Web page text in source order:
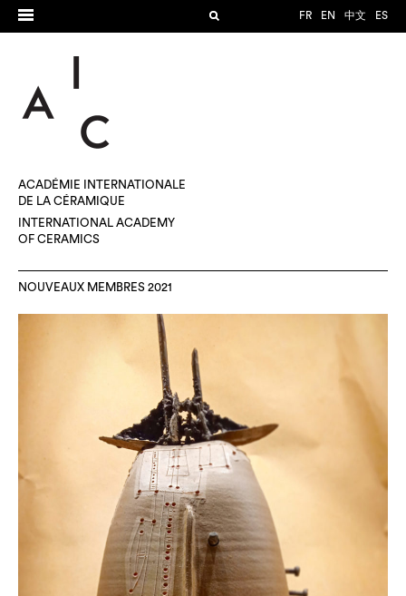
FR EN 中文 ES
ACADÉMIE INTERNATIONALE
DE LA CÉRAMIQUE
INTERNATIONAL ACADEMY
OF CERAMICS
NOUVEAUX MEMBRES 2021